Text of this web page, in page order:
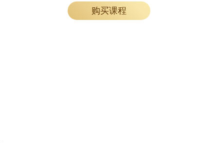
购买课程